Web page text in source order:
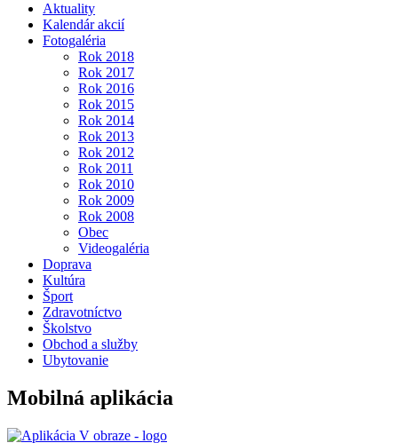
Aktuality
Kalendár akcií
Fotogaléria
Rok 2018
Rok 2017
Rok 2016
Rok 2015
Rok 2014
Rok 2013
Rok 2012
Rok 2011
Rok 2010
Rok 2009
Rok 2008
Obec
Videogaléria
Doprava
Kultúra
Šport
Zdravotníctvo
Školstvo
Obchod a služby
Ubytovanie
Mobilná aplikácia